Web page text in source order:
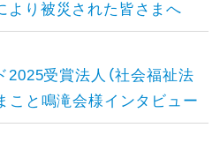
より被災された皆さまへ
受賞法人（社会福祉法
こと鳴滝会様インタビュー